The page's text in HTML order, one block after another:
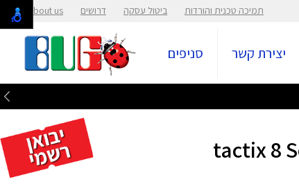
תמיכה טכנית והורדות ביטול עסקה דרושים About us
יצירת קשר סניפים